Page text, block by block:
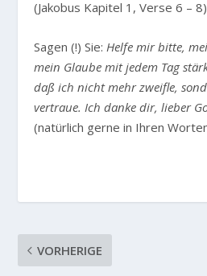
(Jakobus Kapitel 1, Verse 6 – 8)
Sagen (!) Sie: Helfe mir bitte,
mein Glaube mit jedem Tag
daß ich nicht mehr zweifle,
vertraue. Ich danke dir, lieber
(natürlich gerne in Ihren
VORHERIGE